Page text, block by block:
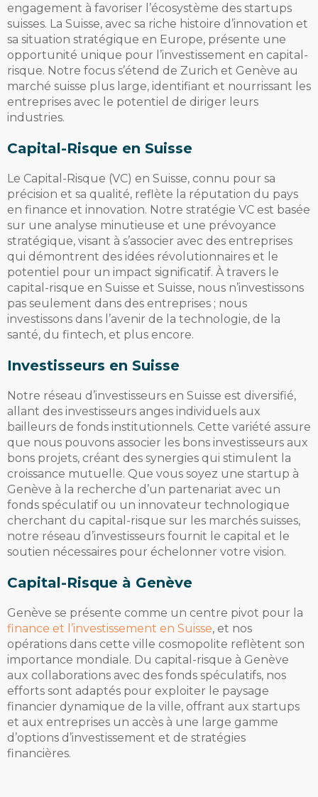
engagement à favoriser l’écosystème des startups
suisses. La Suisse, avec sa riche histoire d’innovation et
sa situation stratégique en Europe, présente une
opportunité unique pour l’investissement en capital-
risque. Notre focus s’étend de Zurich et Genève au
marché suisse plus large, identifiant et nourrissant les
entreprises avec le potentiel de diriger leurs
industries.
Capital-Risque en Suisse
Le Capital-Risque (VC) en Suisse, connu pour sa
précision et sa qualité, reflète la réputation du pays
en finance et innovation. Notre stratégie VC est basée
sur une analyse minutieuse et une prévoyance
stratégique, visant à s’associer avec des entreprises
qui démontrent des idées révolutionnaires et le
potentiel pour un impact significatif. À travers le
capital-risque en Suisse et Suisse, nous n’investissons
pas seulement dans des entreprises ; nous
investissons dans l’avenir de la technologie, de la
santé, du fintech, et plus encore.
Investisseurs en Suisse
Notre réseau d’investisseurs en Suisse est diversifié,
allant des investisseurs anges individuels aux
bailleurs de fonds institutionnels. Cette variété assure
que nous pouvons associer les bons investisseurs aux
bons projets, créant des synergies qui stimulent la
croissance mutuelle. Que vous soyez une startup à
Genève à la recherche d’un partenariat avec un
fonds spéculatif ou un innovateur technologique
cherchant du capital-risque sur les marchés suisses,
notre réseau d’investisseurs fournit le capital et le
soutien nécessaires pour échelonner votre vision.
Capital-Risque à Genève
Genève se présente comme un centre pivot pour la
finance et l’investissement en Suisse, et nos
opérations dans cette ville cosmopolite reflètent son
importance mondiale. Du capital-risque à Genève
aux collaborations avec des fonds spéculatifs, nos
efforts sont adaptés pour exploiter le paysage
financier dynamique de la ville, offrant aux startups
et aux entreprises un accès à une large gamme
d’options d’investissement et de stratégies
financières.